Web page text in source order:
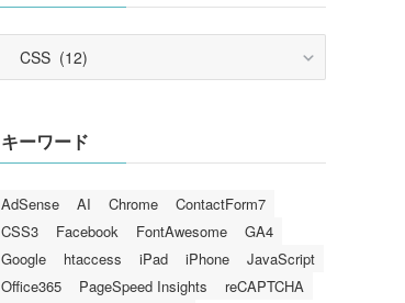
ーキーワード
AdSense AI Chrome
ContactForm7
CSS3
Facebook FontAwesome
GA4
Google
htaccess iPad iPhone
JavaScript
Office365
PageSpeed Insights
reCAPTCHA